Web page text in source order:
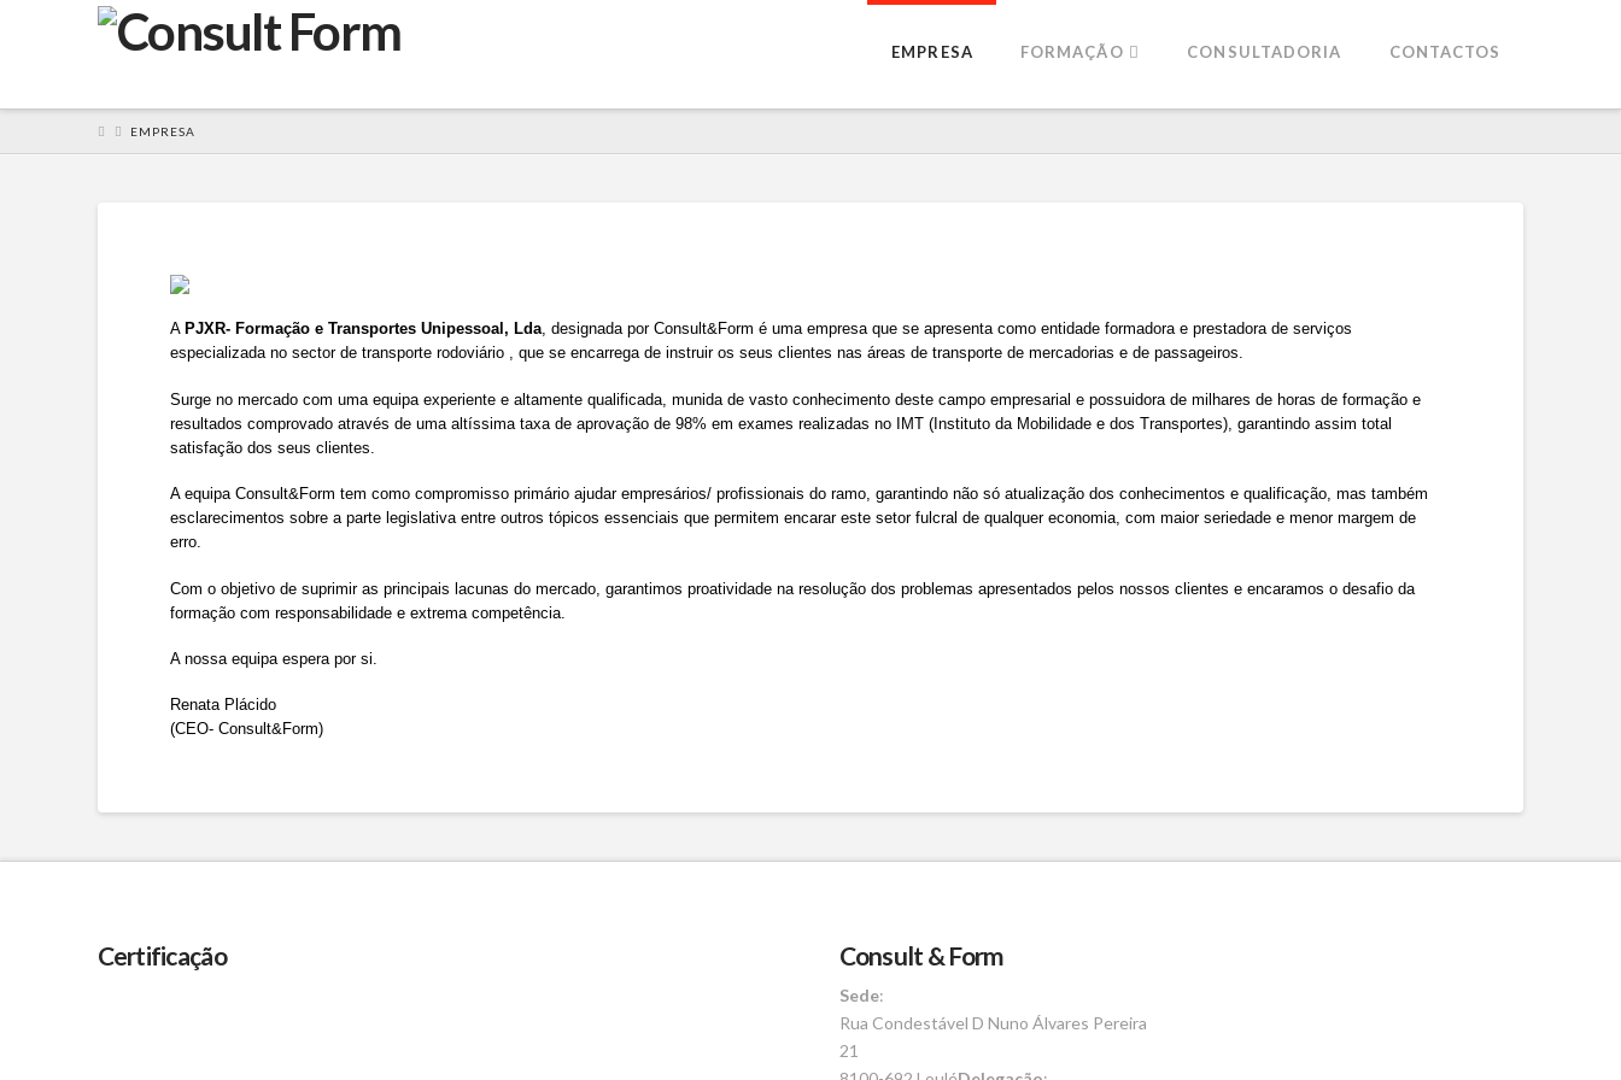
EMPRESA FORMAÇÃO CONSULTADORIA CONTACTOS
EMPRESA
A PJXR- Formação e Transportes Unipessoal, Lda, designada por Consult&Form é uma empresa que se apresenta como entidade formadora e prestadora de serviços
especializada no sector de transporte rodoviário , que se encarrega de instruir os seus clientes nas áreas de transporte de mercadorias e de passageiros.
Surge no mercado com uma equipa experiente e altamente qualificada, munida de vasto conhecimento deste campo empresarial e possuidora de milhares de horas de formação e
resultados comprovado através de uma altíssima taxa de aprovação de 98% em exames realizadas no IMT (Instituto da Mobilidade e dos Transportes), garantindo assim total
satisfação dos seus clientes.
A equipa Consult&Form tem como compromisso primário ajudar empresários/ profissionais do ramo, garantindo não só atualização dos conhecimentos e qualificação, mas também
esclarecimentos sobre a parte legislativa entre outros tópicos essenciais que permitem encarar este setor fulcral de qualquer economia, com maior seriedade e menor margem de
erro.
Com o objetivo de suprimir as principais lacunas do mercado, garantimos proatividade na resolução dos problemas apresentados pelos nossos clientes e encaramos o desafio da
formação com responsabilidade e extrema competência.
A nossa equipa espera por si.
Renata Plácido
(CEO- Consult&Form)
Certificação Consult & Form
Sede:
Rua Condestável D Nuno Álvares Pereira
21